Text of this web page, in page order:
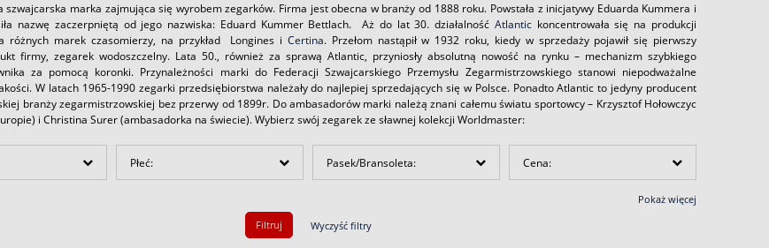
szwajcarska marka zajmująca się wyrobem zegarków. Firma jest obecna w branży od 1888 roku. Powstała z inicjatywy Eduarda Kummera i
nazwę zaczerpniętą od jego nazwiska: Eduard Kummer Bettlach. Aż do lat 30. działalność Atlantickoncentrowała się na produkcji
różnych marek czasomierzy, na przykład Longines i Certina. Przełom nastąpił w 1932 roku, kiedy w sprzedaży pojawił się pierwszy
firmy, zegarek wodoszczelny. Lata 50., również za sprawą Atlantic, przyniosły absolutną nowość na rynku – mechanizm szybkiego
za pomocą koronki. Przynależności marki do Federacji Szwajcarskiego Przemysłu Zegarmistrzowskiego stanowi niepodważalne
W latach 1965-1990 zegarki przedsiębiorstwa należały do najlepiej sprzedających się w Polsce. Ponadto Atlantic to jedyny producent
branży zegarmistrzowskiej bez przerwy od 1899r. Do ambasadorów marki należą znani całemu światu sportowcy – Krzysztof Hołowczyc
i Christina Surer (ambasadorka na świecie). Wybierz swój zegarek ze sławnej kolekcji Worldmaster:
Płeć: Pasek/Bransoleta: Cena:
Pokaż więcej
Filtruj
Wyczyść filtry